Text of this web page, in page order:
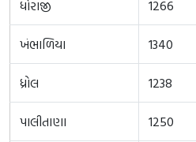
ધોરાજી 1266
ખંભાળિયા 1340
ધ્રોલ 1238
પાલીતાણા 1250